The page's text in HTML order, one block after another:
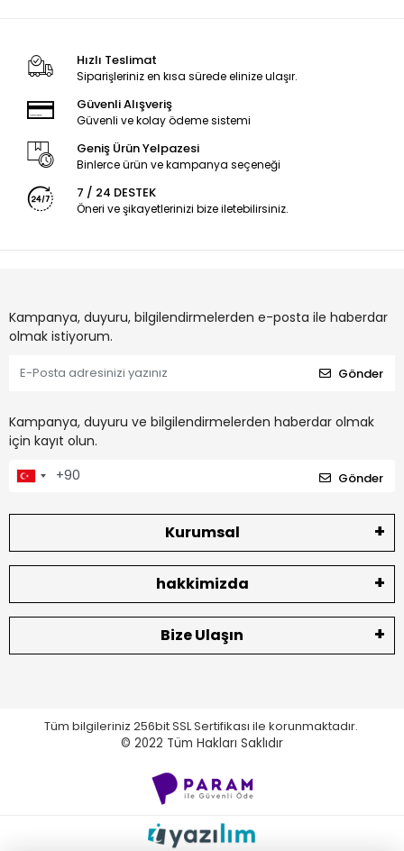
Hızlı Teslimat
Siparişleriniz en kısa sürede elinize ulaşır.
Güvenli Alışveriş
Güvenli ve kolay ödeme sistemi
Geniş Ürün Yelpazesi
Binlerce ürün ve kampanya seçeneği
7 / 24 DESTEK
Öneri ve şikayetlerinizi bize iletebilirsiniz.
Kampanya, duyuru, bilgilendirmelerden e-posta ile haberdar
olmak istiyorum.
Gönder
Kampanya, duyuru ve bilgilendirmelerden haberdar olmak
için kayıt olun.
Gönder
Kurumsal
hakkimizda
Bize Ulaşın
Tüm bilgileriniz 256bit SSL Sertifikası ile korunmaktadır.
© 2022 Tüm Hakları Saklıdır